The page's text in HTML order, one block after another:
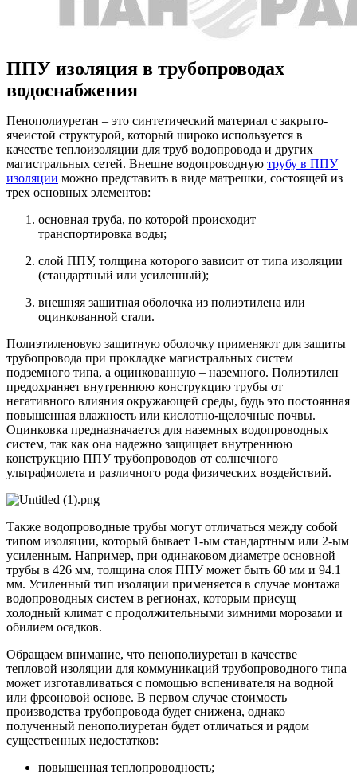
ППУ изоляция в трубопроводах
водоснабжения
Пенополиуретан – это синтетический материал с закрыто-
ячеистой структурой, который широко используется в
качестве теплоизоляции для труб водопровода и других
магистральных сетей. Внешне водопроводную трубу в ППУ
изоляции можно представить в виде матрешки, состоящей из
трех основных элементов:
основная труба, по которой происходит
транспортировка воды;
слой ППУ, толщина которого зависит от типа изоляции
(стандартный или усиленный);
внешняя защитная оболочка из полиэтилена или
оцинкованной стали.
Полиэтиленовую защитную оболочку применяют для защиты
трубопровода при прокладке магистральных систем
подземного типа, а оцинкованную – наземного. Полиэтилен
предохраняет внутреннюю конструкцию трубы от
негативного влияния окружающей среды, будь это постоянная
повышенная влажность или кислотно-щелочные почвы.
Оцинковка предназначается для наземных водопроводных
систем, так как она надежно защищает внутреннюю
конструкцию ППУ трубопроводов от солнечного
ультрафиолета и различного рода физических воздействий.
Также водопроводные трубы могут отличаться между собой
типом изоляции, который бывает 1-ым стандартным или 2-ым
усиленным. Например, при одинаковом диаметре основной
трубы в 426 мм, толщина слоя ППУ может быть 60 мм и 94.1
мм. Усиленный тип изоляции применяется в случае монтажа
водопроводных систем в регионах, которым присущ
холодный климат с продолжительными зимними морозами и
обилием осадков.
Обращаем внимание, что пенополиуретан в качестве
тепловой изоляции для коммуникаций трубопроводного типа
может изготавливаться с помощью вспенивателя на водной
или фреоновой основе. В первом случае стоимость
производства трубопровода будет снижена, однако
полученный пенополиуретан будет отличаться и рядом
существенных недостатков:
повышенная теплопроводность;